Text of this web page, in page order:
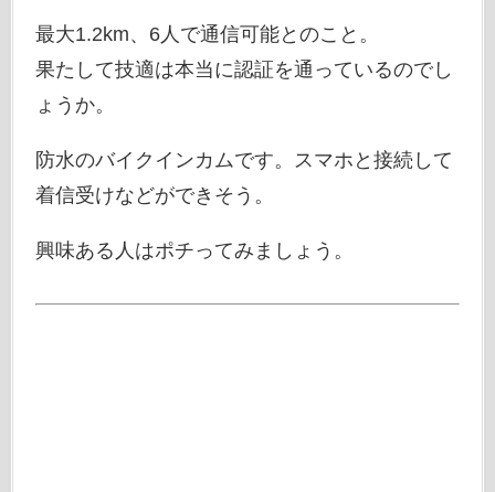
最大1.2km、6人で通信可能とのこと。
果たして技適は本当に認証を通っているのでし
ょうか。
防水のバイクインカムです。スマホと接続して
着信受けなどができそう。
興味ある人はポチってみましょう。